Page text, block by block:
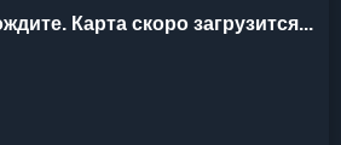
Карта скоро загрузится...